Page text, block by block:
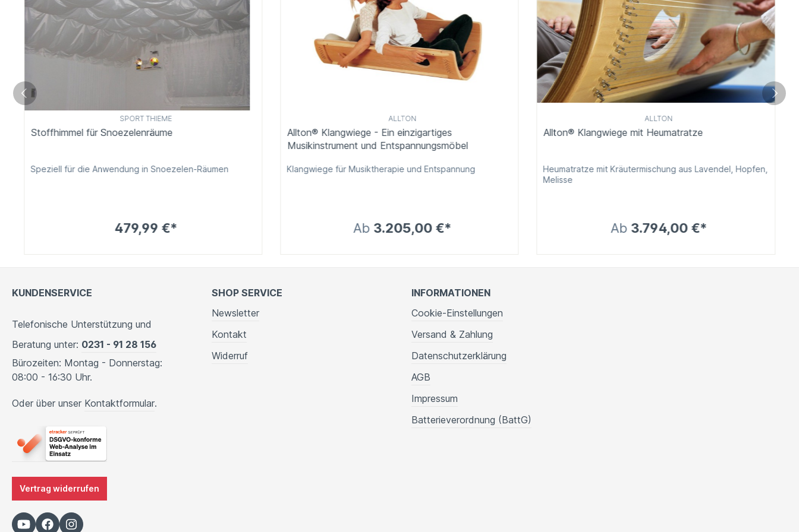
SPORT THIEME
Stoffhimmel für Snoezelenräume
Speziell für die Anwendung in Snoezelen-Räumen
479,99 €*
ALLTON
Allton® Klangwiege - Ein einzigartiges
Musikinstrument und Entspannungsmöbel
Klangwiege für Musiktherapie und Entspannung
Ab 3.205,00 €*
ALLTON
Allton® Klangwiege mit Heumatratze
Heumatratze mit Kräutermischung aus Lavendel, Hopfen,
Melisse
Ab 3.794,00 €*
KUNDENSERVICE
Telefonische Unterstützung und
Beratung unter: 0231 - 91 28 156
Bürozeiten: Montag - Donnerstag:
08:00 - 16:30 Uhr.
Oder über unser Kontaktformular.
Vertrag widerrufen
SHOP SERVICE
Newsletter
Kontakt
Widerruf
INFORMATIONEN
Cookie-Einstellungen
Versand & Zahlung
Datenschutzerklärung
AGB
Impressum
Batterieverordnung (BattG)